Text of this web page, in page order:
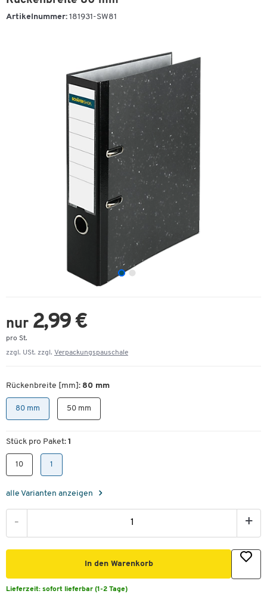
Artikelnummer: 181931-SW81
nur 2,99 €
pro St.
zzgl. USt. zzgl. Verpackungspauschale
Rückenbreite [mm]: 80 mm
80 mm 50 mm
Stück pro Paket: 1
10 1
alle Varianten anzeigen
- +
In den Warenkorb
Lieferzeit: sofort lieferbar (1-2 Tage)